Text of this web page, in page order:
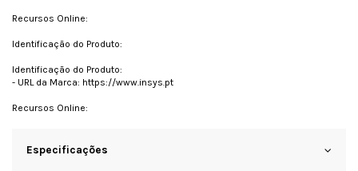
Recursos Online:
Identificação do Produto:
Identificação do Produto:
- URL da Marca: https://www.insys.pt
Recursos Online:
Especificações